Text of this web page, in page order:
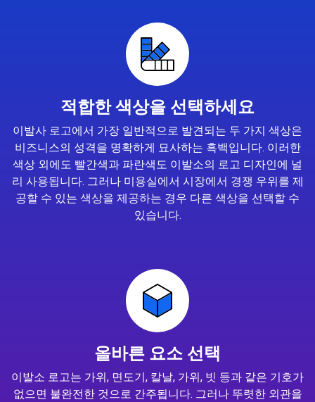
적합한 색상을 선택하세요
이발사 로고에서 가장 일반적으로 발견되는 두 가지 색상은
비즈니스의 성격을 명확하게 묘사하는 흑백입니다. 이러한
색상 외에도 빨간색과 파란색도 이발소의 로고 디자인에 널
리 사용됩니다. 그러나 미용실에서 시장에서 경쟁 우위를 제
공할 수 있는 색상을 제공하는 경우 다른 색상을 선택할 수
있습니다.
올바른 요소 선택
이발소 로고는 가위, 면도기, 칼날, 가위, 빗 등과 같은 기호가
없으면 불완전한 것으로 간주됩니다. 그러나 뚜렷한 외관을